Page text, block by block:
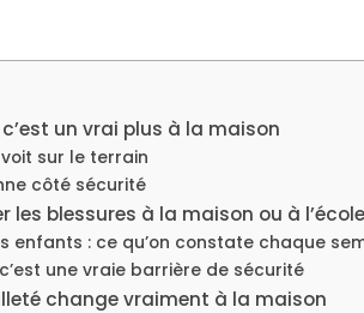
un vrai plus à la maison
sur le terrain
côté sécurité
blessures à la maison ou à l’école
enfants : ce qu’on constate chaque
une vraie barrière de sécurité
change vraiment à la maison